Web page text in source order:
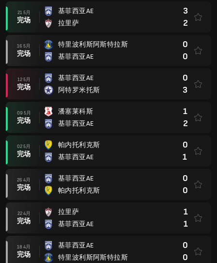
21 5月
完场
基菲西亚AE
拉里萨
3
2
16 5月
完场
特里波利斯阿斯特拉斯
基菲西亚AE
0
0
12 5月
完场
基菲西亚AE
阿特罗米托斯
0
3
09 5月
完场
潘塞莱科斯
基菲西亚AE
1
2
02 5月
完场
帕内托利克斯
基菲西亚AE
0
1
26 4月
完场
基菲西亚AE
帕内托利克斯
0
0
22 4月
完场
拉里萨
基菲西亚AE
1
1
18 4月
完场
基菲西亚AE
特里波利斯阿斯特拉斯
0
0